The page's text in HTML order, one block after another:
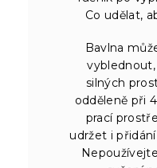
Co udělat,
Bavlna
silných
odděleně při
prací
udržet i